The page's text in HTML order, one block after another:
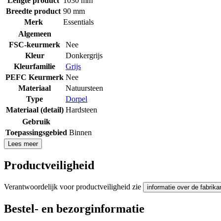
Breedte product 90 mm
Merk
Essentials
Algemeen
FSC-keurmerk
Nee
Kleur
Donkergrijs
Kleurfamilie
Grijs
PEFC Keurmerk Nee
Materiaal
Natuursteen
Type
Dorpel
Materiaal (detail) Hardsteen
Gebruik
Toepassingsgebied Binnen
Lees meer
Productveiligheid
Verantwoordelijk voor productveiligheid zie informatie over de
Bestel- en bezorginformatie